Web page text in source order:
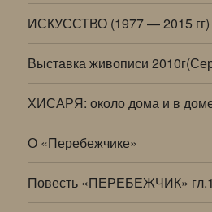
ИСКУССТВО (1977 — 2015 гг)
Выставка живописи
ХИСАРЯ: около дома и в
О «Перебежчике»
Повесть «ПЕРЕБЕЖЧИК»